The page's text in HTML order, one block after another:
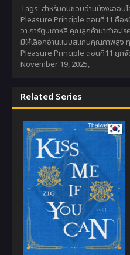
Tags: สำหรับคนชอบอ่านมังงะออน
Pleasure Principle ตอนที่11 คือ
วา การ์ตูนเกาหลี คุณลูกค้ามาทำอะ
มีให้เลือกอ่านแบบสแกนคุณภาพสูง
Pleasure Principle ตอนที่11 ถูกจั
November 19, 2025,
Related Series